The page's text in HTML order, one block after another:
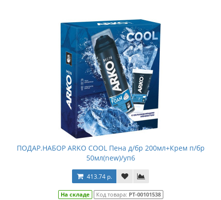
ПОДАР.НАБОР ARKO COOL Пена д/бр 200мл+Крем п/бр
50мл(new)/уп6
413.74 р.
На складе Код товара: РТ-00101538